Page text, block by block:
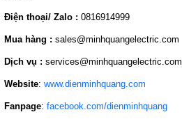
Điện thoại/ Zalo : 0816914999
Mua hàng : sales@minhquangelectric.com
Dịch vụ : services@minhquangelectric.com
Website: www.dienminhquang.com
Fanpage: facebook.com/dienminhquang